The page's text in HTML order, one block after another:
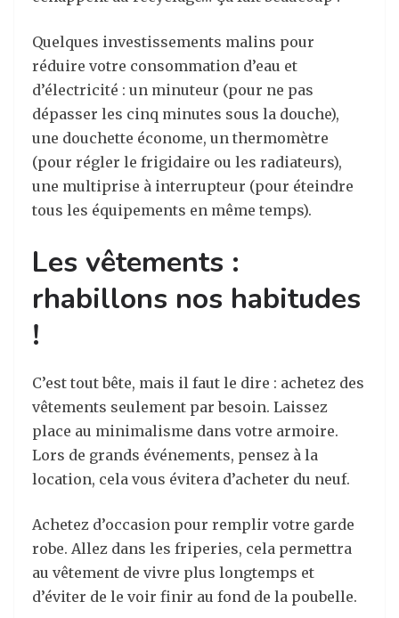
Quelques investissements malins pour
réduire votre consommation d’eau et
d’électricité : un minuteur (pour ne pas
dépasser les cinq minutes sous la douche),
une douchette économe, un thermomètre
(pour régler le frigidaire ou les radiateurs),
une multiprise à interrupteur (pour éteindre
tous les équipements en même temps).
Les vêtements :
rhabillons nos habitudes
!
C’est tout bête, mais il faut le dire : achetez des
vêtements seulement par besoin. Laissez
place au minimalisme dans votre armoire.
Lors de grands événements, pensez à la
location, cela vous évitera d’acheter du neuf.
Achetez d’occasion pour remplir votre garde
robe. Allez dans les friperies, cela permettra
au vêtement de vivre plus longtemps et
d’éviter de le voir finir au fond de la poubelle.